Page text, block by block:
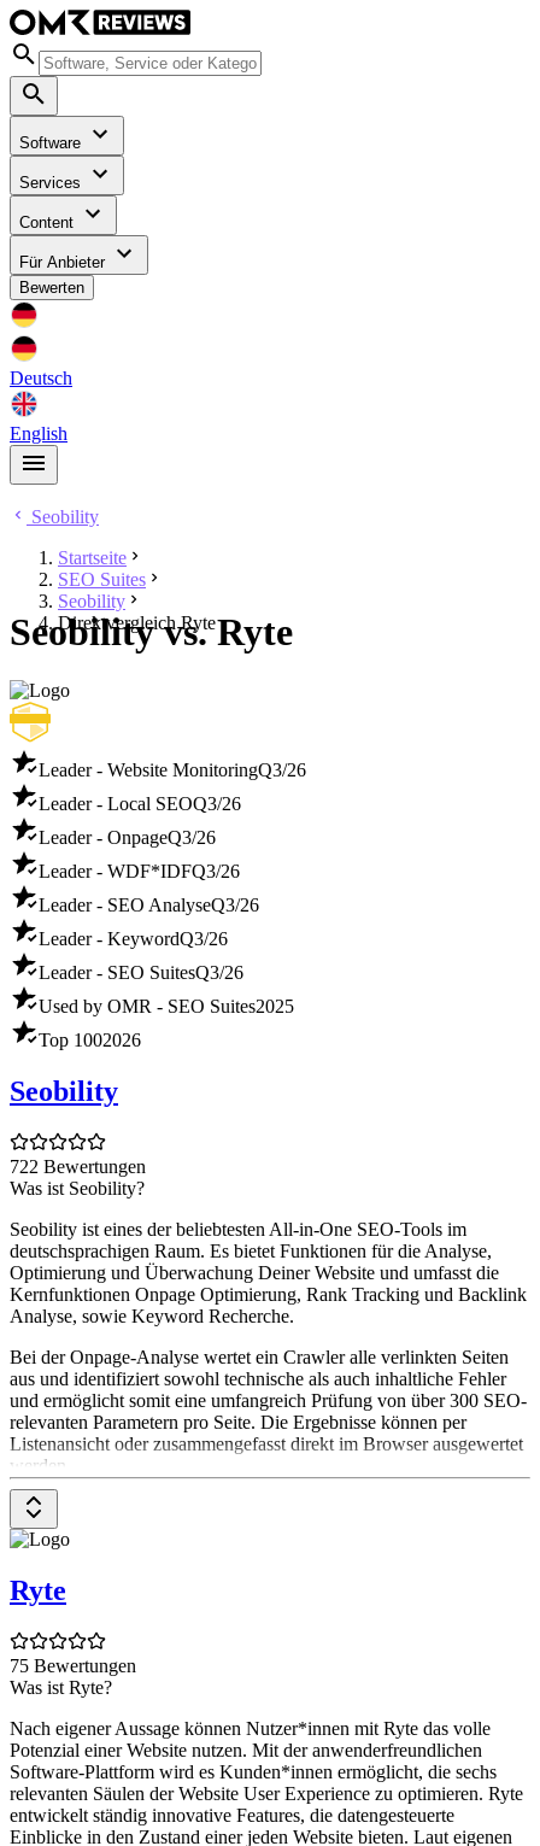
Software
Services
Content
Für Anbieter
Bewerten
Deutsch
English
Seobility
Startseite
SEO Suites
Seobility
Direktvergleich Ryte
Seobility vs. Ryte
Leader - Website MonitoringQ3/26
Leader - Local SEOQ3/26
Leader - OnpageQ3/26
Leader - WDF*IDFQ3/26
Leader - SEO AnalyseQ3/26
Leader - KeywordQ3/26
Leader - SEO SuitesQ3/26
Used by OMR - SEO Suites2025
Top 1002026
Seobility
722 Bewertungen
Was ist Seobility?
Seobility ist eines der beliebtesten All-in-One SEO-Tools im
deutschsprachigen Raum. Es bietet Funktionen für die Analyse,
Optimierung und Überwachung Deiner Website und umfasst die
Kernfunktionen Onpage Optimierung, Rank Tracking und Backlink
Analyse, sowie Keyword Recherche.
Bei der Onpage-Analyse wertet ein Crawler alle verlinkten Seiten
aus und identifiziert sowohl technische als auch inhaltliche Fehler
und ermöglicht somit eine umfangreich Prüfung von über 300 SEO-
relevanten Parametern pro Seite. Die Ergebnisse können per
Listenansicht oder zusammengefasst direkt im Browser ausgewertet
werden.
Das Monitoring sorgt dafür, dass Du über alle relevanten
Veränderungen in Reportings per Mail informiert wirst.
Check, Backlink Check, Linkbuilding Tools, WDF*IDF Tool zur
Content-Optimierung und Themenrecherche, SERP Snippet
Generator, Redirect Check uvm.
Neben einer limitierten, kostenfreien Variante ist der Einstieg mit
dem Premium-Paket bereits ab 49,90 Euro monatlich möglich. Das
größere Agentur-Paket gibt es ab 179,90 Euro monatlich. Ab dem
Premium-Paket sind flexible Zubuchungen von Projekten und
Keywords möglich.
Seobility Funktionen & Eigenschaften
Ryte
75 Bewertungen
Was ist Ryte?
Nach eigener Aussage können Nutzer*innen mit Ryte das volle
Potenzial einer Website nutzen. Mit der anwenderfreundlichen
Software-Plattform wird es Kunden*innen ermöglicht, die sechs
relevanten Säulen der Website User Experience zu optimieren. Ryte
entwickelt ständig innovative Features, die datengesteuerte
Einblicke in den Zustand einer jeden Website bieten. Laut eigenen